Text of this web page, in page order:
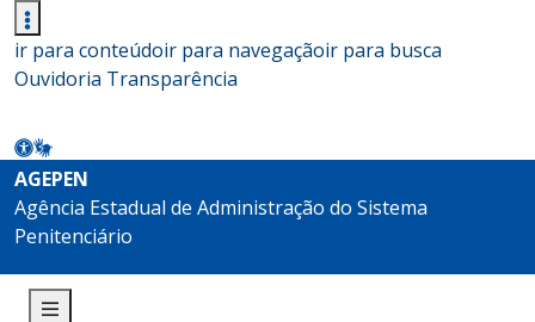
ir para conteúdoir para navegaçãoir para busca
Ouvidoria Transparência
AGEPEN
Agência Estadual de Administração do Sistema
Penitenciário